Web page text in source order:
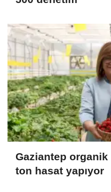
Gaziantep organik
ton hasat yapıyor